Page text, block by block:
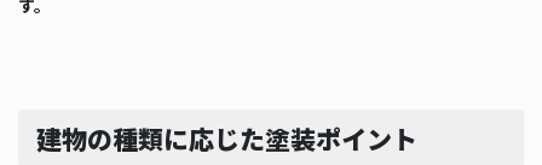
す。
建物の種類に応じた塗装ポイント